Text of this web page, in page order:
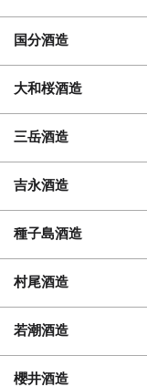
国分酒造
大和桜酒造
三岳酒造
吉永酒造
種子島酒造
村尾酒造
若潮酒造
櫻井酒造